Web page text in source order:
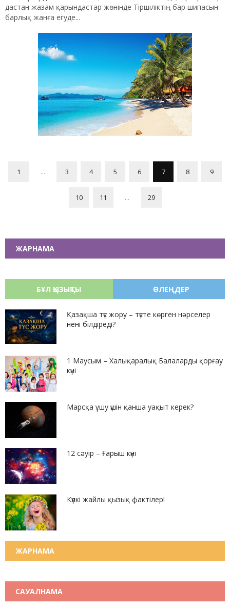
дастан жазам қарындастар жөнінде Тіршіліктің бар шипасын
барлық жанға егуде...
1 ... 3 4 5 6 7 8 9
10 11 ... 29
ЖАРНАМА
БҰЛ ҚЫЗЫҚТЫ ӨЛЕҢДЕР
Қазақша түс жору – түсте көрген нәрселер
нені білдіреді?
1 Маусым – Халықаралық Балаларды қорғау
күні
Марсқа ұшу үшін қанша уақыт керек?
12 сәуір – Ғарыш күні
Күлкі жайлы қызық фактілер!
ЖАРНАМА
САУАЛНАМА